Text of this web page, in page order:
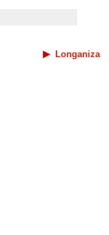
Longaniza